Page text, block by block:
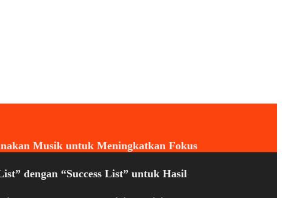
Musik untuk Meningkatkan Fokus
dengan “Success List” untuk Hasil